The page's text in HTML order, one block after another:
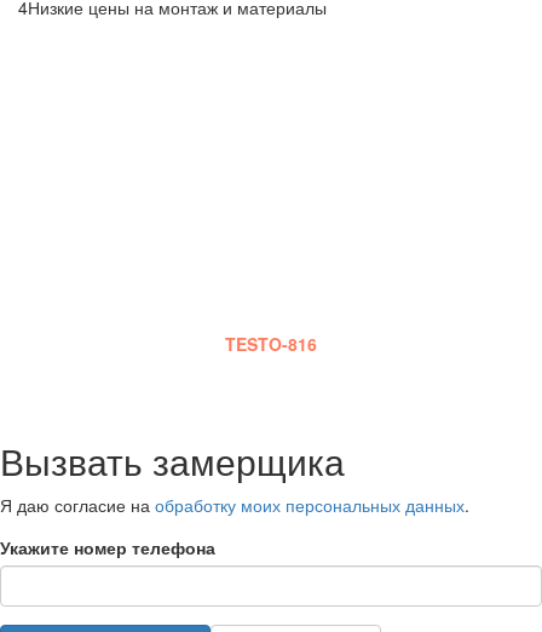
4Низкие цены на монтаж и материалы
TESTO-816
Вызвать замерщика
Я даю согласие на обработку моих персональных данных.
Укажите номер телефона